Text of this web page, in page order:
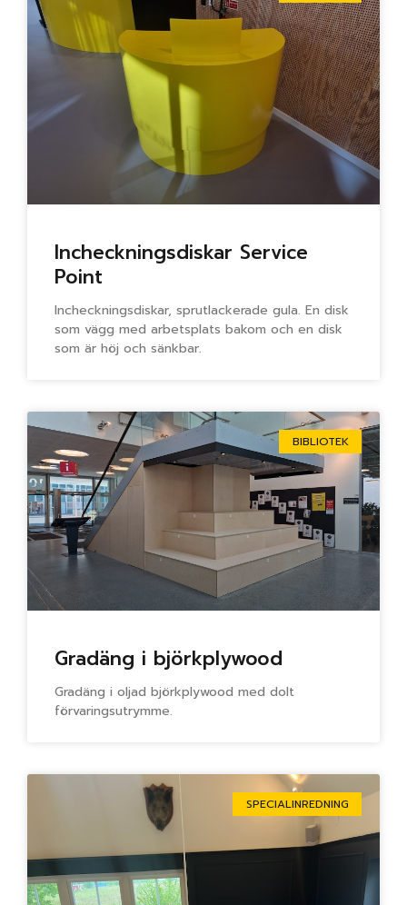
Incheckningsdiskar Service
Point
Incheckningsdiskar, sprutlackerade gula. En disk
som vägg med arbetsplats bakom och en disk
som är höj och sänkbar.
BIBLIOTEK
Gradäng i björkplywood
Gradäng i oljad björkplywood med dolt
förvaringsutrymme.
SPECIALINREDNING